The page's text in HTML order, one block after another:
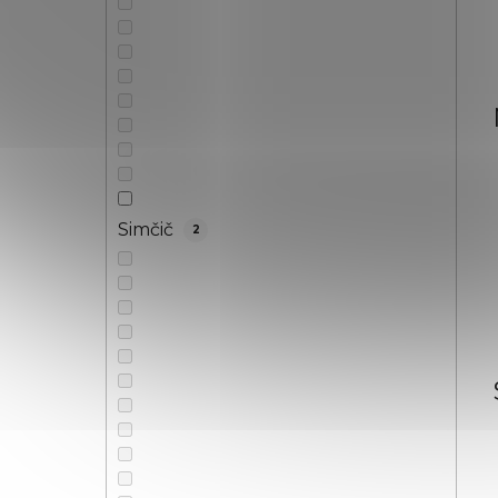
Simčič 2